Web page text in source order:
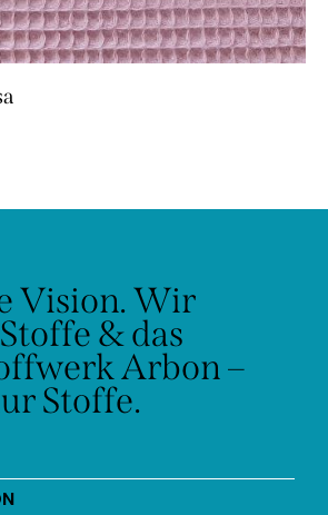
Vision.Wir
& das
Arbon –
Stoffe.